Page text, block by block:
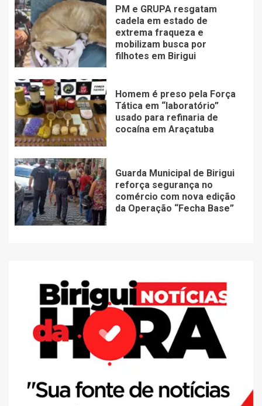
PM e GRUPA resgatam
cadela em estado de
extrema fraqueza e
mobilizam busca por
filhotes em Birigui
Homem é preso pela Força
Tática em “laboratório”
usado para refinaria de
cocaína em Araçatuba
Guarda Municipal de Birigui
reforça segurança no
comércio com nova edição
da Operação “Fecha Base”